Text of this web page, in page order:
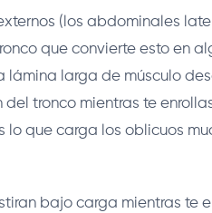
(los abdominales
que convierte esto en
larga de músculo
tronco mientras te
que carga los oblicuos
bajo carga mientras te